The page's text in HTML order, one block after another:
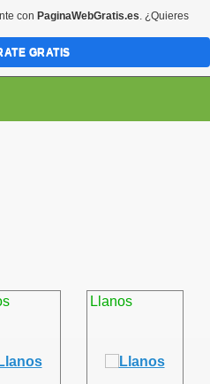
Llanos
con PaginaWebGratis.es. ¿Quieres
GRATIS